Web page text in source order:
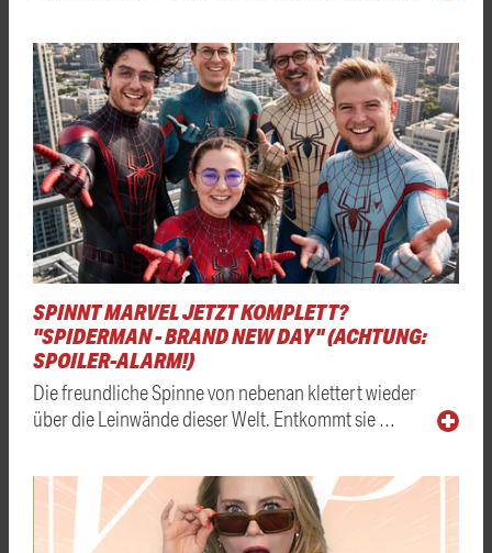
SPINNT MARVEL JETZT KOMPLETT?
"SPIDERMAN - BRAND NEW DAY" (ACHTUNG:
SPOILER-ALARM!)
Die freundliche Spinne von nebenan klettert wieder
über die Leinwände dieser Welt. Entkommt sie …